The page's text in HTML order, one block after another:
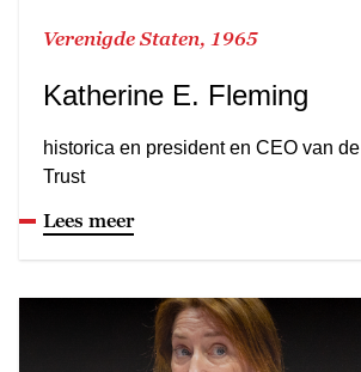
Verenigde Staten, 1965
Katherine E. Fleming
historica en president en CEO van
Trust
Lees meer